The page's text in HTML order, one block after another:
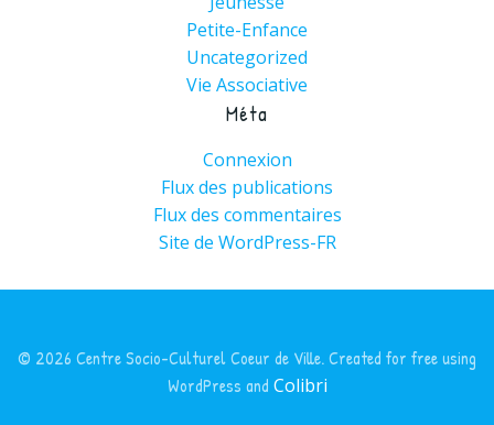
Petite-Enfance
Uncategorized
Vie Associative
Méta
Connexion
Flux des publications
Flux des commentaires
Site de WordPress-FR
© 2026 Centre Socio-Culturel Coeur de Ville. Created for free using
WordPress and Colibri